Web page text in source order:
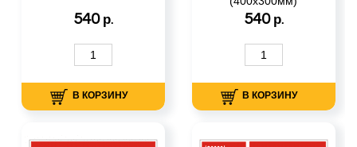
540 р.
В КОРЗИНУ
540 р.
В КОРЗИНУ